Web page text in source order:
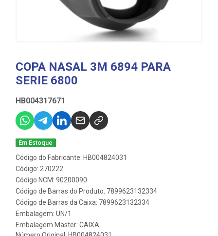
COPA NASAL 3M 6894 PARA
SERIE 6800
HB004317671
Em Estoque
Código do Fabricante: HB004824031
Código: 270222
Código NCM: 90200090
Código de Barras do Produto: 7899623132334
Código de Barras da Caixa: 7899623132334
Embalagem: UN/1
Embalagem Master: CAIXA